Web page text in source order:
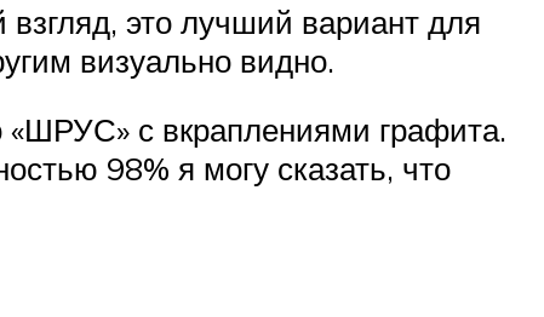
это лучший вариант для
визуально видно.
«ШРУС» с вкраплениями графита.
98% я могу сказать, что